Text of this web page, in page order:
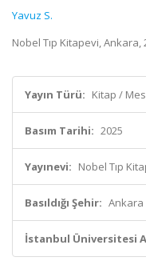
Yavuz S.
Nobel Tıp Kitapevi, Ankara,
Yayın Türü: Kitap /
Basım Tarihi: 2025
Yayınevi: Nobel Tıp
Basıldığı Şehir: Ankara
İstanbul Üniversitesi